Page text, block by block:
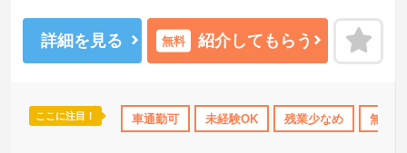
住宅手当・補助 無資格OK 年間休日110日以上 ボーナ
心のデイサービスなので生活リズムも整えやすく、プライベートな
時間もしっかり確保できる働きやすい職場です。
＜ありがとう」が嬉しい！工夫とアイデアが活きる仕事＞食事や入
んなで考え、アイデアを形にしていきます。お客様から直接「あり
がとう」と感謝の言葉をいただけたり、信頼関係が深まっていく喜
詳細を見る 無料 紹介してもらう
ここに注目！ 車通勤可 未経験OK 残業少なめ 無資